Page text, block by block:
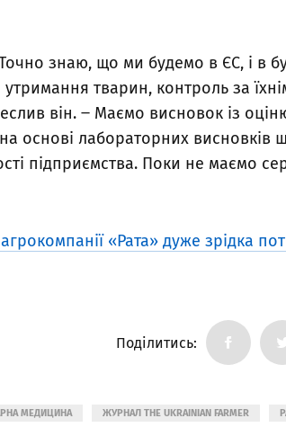
знаю, що ми будемо в ЄС, і в
тварин, контроль за
він. ‒ Маємо висновок із
основі лабораторних висновків
підприємства. Поки не маємо
«Рата» дуже зрідка
Поділитись:
МЕДИЦИНА ЖУРНАЛ THE UKRAINIAN FARMER